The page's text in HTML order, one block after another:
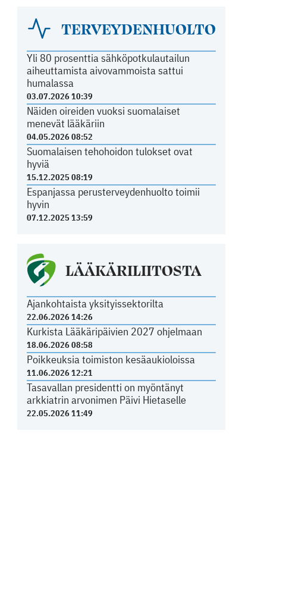
TERVEYDENHUOLTO
Yli 80 prosenttia sähköpotkulautailun
aiheuttamista aivovammoista sattui
humalassa
03.07.2026 10:39
Näiden oireiden vuoksi suomalaiset
menevät lääkäriin
04.05.2026 08:52
Suomalaisen tehohoidon tulokset ovat
hyviä
15.12.2025 08:19
Espanjassa perusterveydenhuolto toimii
hyvin
07.12.2025 13:59
LÄÄKÄRILIITOSTA
Ajankohtaista yksityissektorilta
22.06.2026 14:26
Kurkista Lääkäripäivien 2027 ohjelmaan
18.06.2026 08:58
Poikkeuksia toimiston kesäaukioloissa
11.06.2026 12:21
Tasavallan presidentti on myöntänyt
arkkiatrin arvonimen Päivi Hietaselle
22.05.2026 11:49